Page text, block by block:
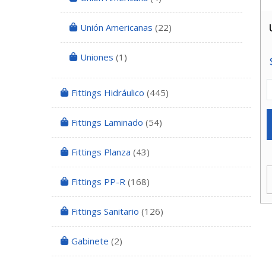
Unión Americanas (22)
Uniones (1)
Fittings Hidráulico (445)
Fittings Laminado (54)
Fittings Planza (43)
Fittings PP-R (168)
Fittings Sanitario (126)
Gabinete (2)